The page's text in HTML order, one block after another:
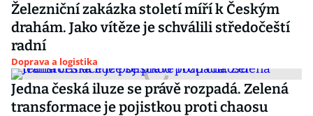
Železniční zakázka století míří k Českým
drahám. Jako vítěze je schválili středočeští
radní
Doprava a logistika
Jedna česká iluze se právě rozpadá. Zelená
transformace je pojistkou proti chaosu